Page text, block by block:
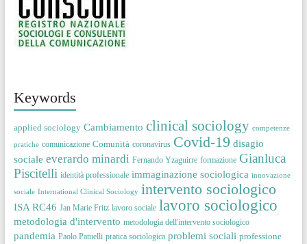
Keywords
applied sociology Cambiamento clinical sociology competenze
pratiche comunicazione Comunità coronavirus Covid-19 disagio
sociale everardo minardi Fernando Yzaguirre formazione Gianluca
Piscitelli identità professionale immaginazione sociologica innovazione
sociale International Clinical Sociology intervento sociologico
ISA RC46 Jan Marie Fritz lavoro sociale lavoro sociologico
metodologia d'intervento metodologia dell'intervento sociologico
pandemia Paolo Patuelli pratica sociologica problemi sociali professione